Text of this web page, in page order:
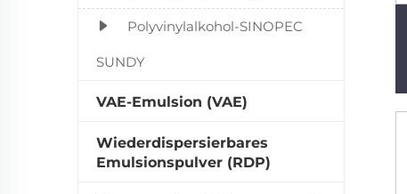
Polyvinylalkohol-SINOPEC
SUNDY
VAE-Emulsion (VAE)
Wiederdispersierbares
Emulsionspulver (RDP)